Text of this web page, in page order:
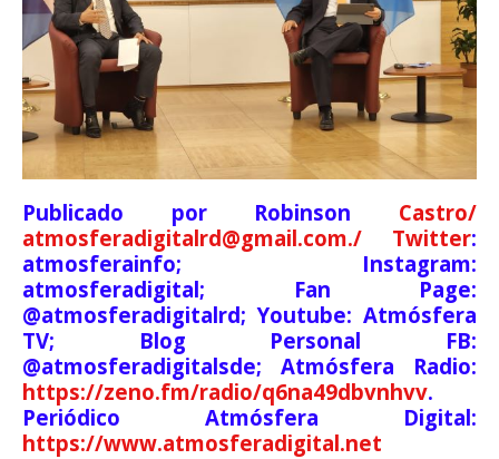
Publicado por Robinson Castro/
atmosferadigitalrd@gmail.com./ Twitter:
atmosferainfo; Instagram:
atmosferadigital; Fan Page:
@atmosferadigitalrd; Youtube: Atmósfera
TV; Blog Personal FB:
@atmosferadigitalsde; Atmósfera Radio:
https://zeno.fm/radio/q6na49dbvnhvv.
Periódico Atmósfera Digital:
https://www.atmosferadigital.net